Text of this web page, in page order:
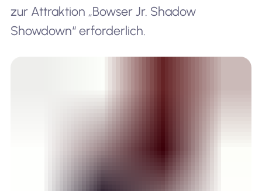
zur Attraktion „Bowser Jr. Shadow
Showdown“ erforderlich.